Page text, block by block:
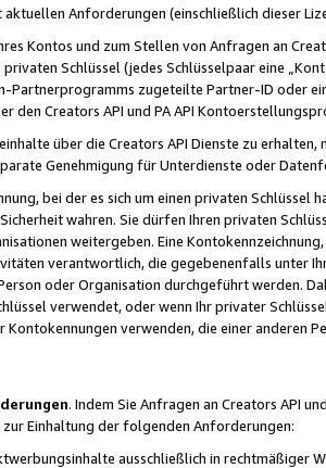
Anforderungen (einschließlich dieser
Kontos und zum Stellen von Anfragen an
privaten Schlüssel (jedes Schlüsselpaar eine
Partnerprogramms zugeteilte Partner-ID oder
den Creators API und PA API
über die Creators API Dienste zu
Genehmigung für Unterdienste oder
bei der es sich um einen privaten
wahren. Sie dürfen Ihren privaten
weitergeben. Eine
verantwortlich, die gegebenenfalls unter
oder Organisation durchgeführt werden.
verwendet, oder wenn Ihr privater
verwenden, die einer anderen
. Indem Sie Anfragen an Creators API
Einhaltung der folgenden Anforderungen:
ausschließlich in rechtmäßiger